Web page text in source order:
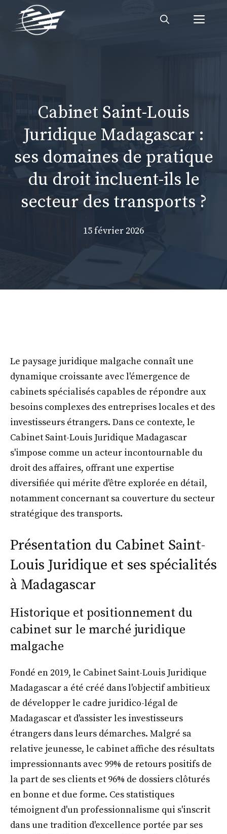
contenu
Cabinet Saint-Louis
Juridique Madagascar :
ses domaines de pratique
du droit incluent-ils le
secteur des transports ?
15 février 2026
Le paysage juridique malgache connaît une
dynamique croissante avec l'émergence de
cabinets spécialisés capables de répondre aux
besoins complexes des entreprises locales et des
investisseurs étrangers. Dans ce contexte, le
Cabinet Saint-Louis Juridique Madagascar
s'impose comme un acteur incontournable du
droit des affaires, offrant une expertise
diversifiée qui mérite d'être explorée en détail,
notamment concernant sa couverture du secteur
stratégique des transports.
Présentation du Cabinet Saint-
Louis Juridique et ses spécialités
à Madagascar
Historique et positionnement du
cabinet sur le marché juridique
malgache
Fondé en 2019, le Cabinet Saint-Louis Juridique
Madagascar a été créé dans l'objectif ambitieux
de développer le cadre juridico-légal de
Madagascar et d'assister les investisseurs
étrangers dans leurs démarches. Malgré sa
relative jeunesse, le cabinet affiche des résultats
impressionnants avec 99% de retours positifs de
la part de ses clients et 96% de dossiers clôturés
en bonne et due forme. Ces statistiques
témoignent d'un professionnalisme qui s'inscrit
dans une tradition d'excellence portée par ses